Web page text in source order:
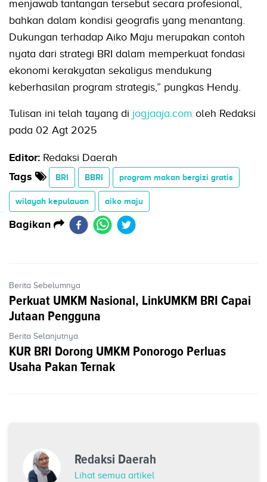
menjawab tantangan tersebut secara profesional,
bahkan dalam kondisi geografis yang menantang.
Dukungan terhadap Aiko Maju merupakan contoh
nyata dari strategi BRI dalam memperkuat fondasi
ekonomi kerakyatan sekaligus mendukung
keberhasilan program strategis,” pungkas Hendy.
Tulisan ini telah tayang di jogjaaja.com oleh Redaksi
pada 02 Agt 2025
Editor: Redaksi Daerah
Tags
BRI BBRI program makan bergizi gratis
wilayah kepulauan aiko maju
Bagikan
Berita Sebelumnya
Perkuat UMKM Nasional, LinkUMKM BRI Capai
Jutaan Pengguna
Berita Selanjutnya
KUR BRI Dorong UMKM Ponorogo Perluas
Usaha Pakan Ternak
Redaksi Daerah
Lihat semua artikel